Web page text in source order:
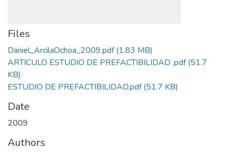
Files
Daniel_ArcilaOchoa_2009.pdf(1.83 MB)
ARTICULO ESTUDIO DE PREFACTIBILIDAD .pdf(51.7
KB)
ESTUDIO DE PREFACTIBILIDAD.pdf(51.7 KB)
Date
2009
Authors